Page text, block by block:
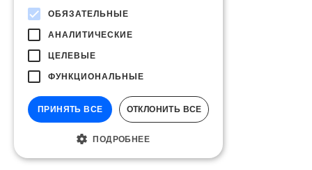
ОБЯЗАТЕЛЬНЫЕ
АНАЛИТИЧЕСКИЕ
ЦЕЛЕВЫЕ
ФУНКЦИОНАЛЬНЫЕ
ПРИНЯТЬ ВСЕ ОТКЛОНИТЬ ВСЕ
ПОДРОБНЕЕ